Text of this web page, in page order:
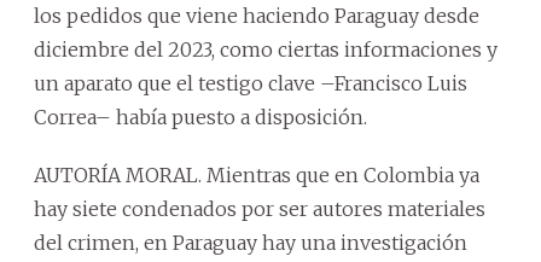
los pedidos que viene haciendo Paraguay desde
diciembre del 2023, como ciertas informaciones y
un aparato que el testigo clave –Francisco Luis
Correa– había puesto a disposición.
AUTORÍA MORAL. Mientras que en Colombia ya
hay siete condenados por ser autores materiales
del crimen, en Paraguay hay una investigación